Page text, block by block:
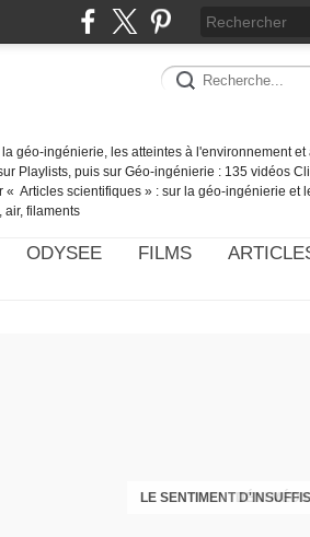
géo-ingénierie, les atteintes à l'environnement
Playlists, puis sur Géo-ingénierie : 135 vidéos
Articles scientifiques » : sur la géo-ingénierie et
air, filaments
ODYSEE FILMS
LE SENTIMENTDÉNI